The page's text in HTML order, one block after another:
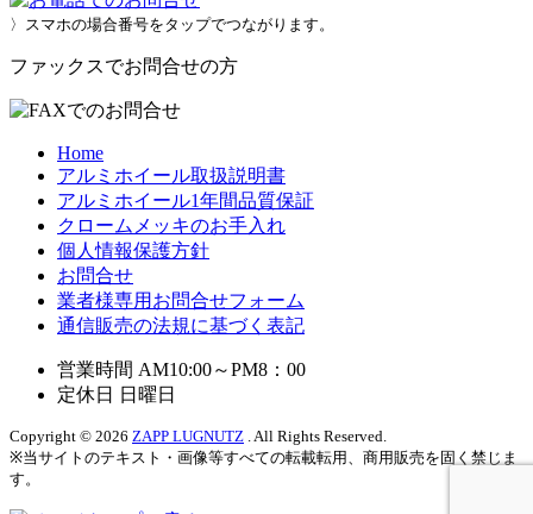
〉スマホの場合番号をタップでつながります。
ファックスでお問合せの方
Home
アルミホイール取扱説明書
アルミホイール1年間品質保証
クロームメッキのお手入れ
個人情報保護方針
お問合せ
業者様専用お問合せフォーム
通信販売の法規に基づく表記
営業時間 AM10:00～PM8：00
定休日 日曜日
Copyright © 2026 ZAPP LUGNUTZ . All Rights Reserved.
※当サイトのテキスト・画像等すべての転載転用、商用販売を固く禁じま
す。